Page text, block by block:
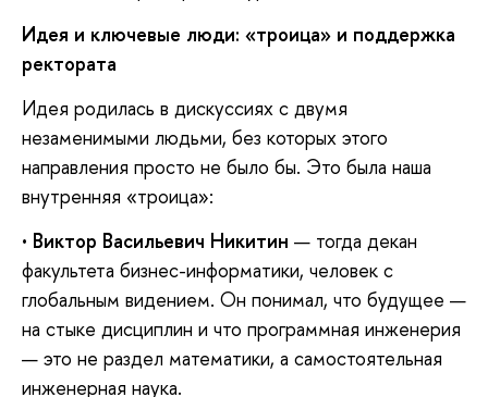
Идея и ключевые люди: «троица» и поддержка
ректората
Идея родилась в дискуссиях с двумя
незаменимыми людьми, без которых этого
направления просто не было бы. Это была наша
внутренняя «троица»:
• Виктор Васильевич Никитин — тогда декан
факультета бизнес-информатики, человек с
глобальным видением. Он понимал, что будущее —
на стыке дисциплин и что программная инженерия
— это не раздел математики, а самостоятельная
инженерная наука.